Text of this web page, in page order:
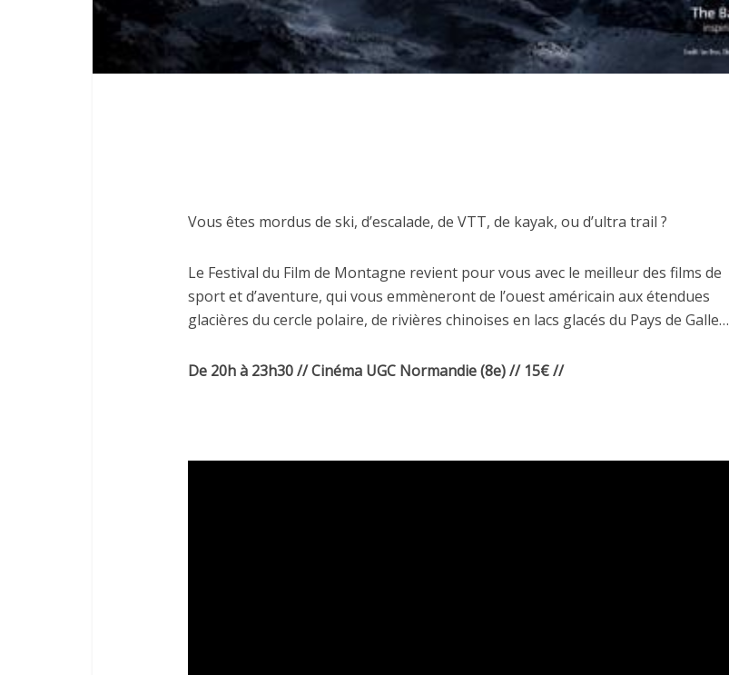
Vous êtes mordus de ski, d’escalade, de VTT, de kayak, ou d’ultra trail ?
Le Festival du Film de Montagne revient pour vous avec le meilleur des films de
sport et d’aventure, qui vous emmèneront de l’ouest américain aux étendues
glacières du cercle polaire, de rivières chinoises en lacs glacés du Pays de Galle…
De 20h à 23h30 // Cinéma UGC Normandie (8e) // 15€ //